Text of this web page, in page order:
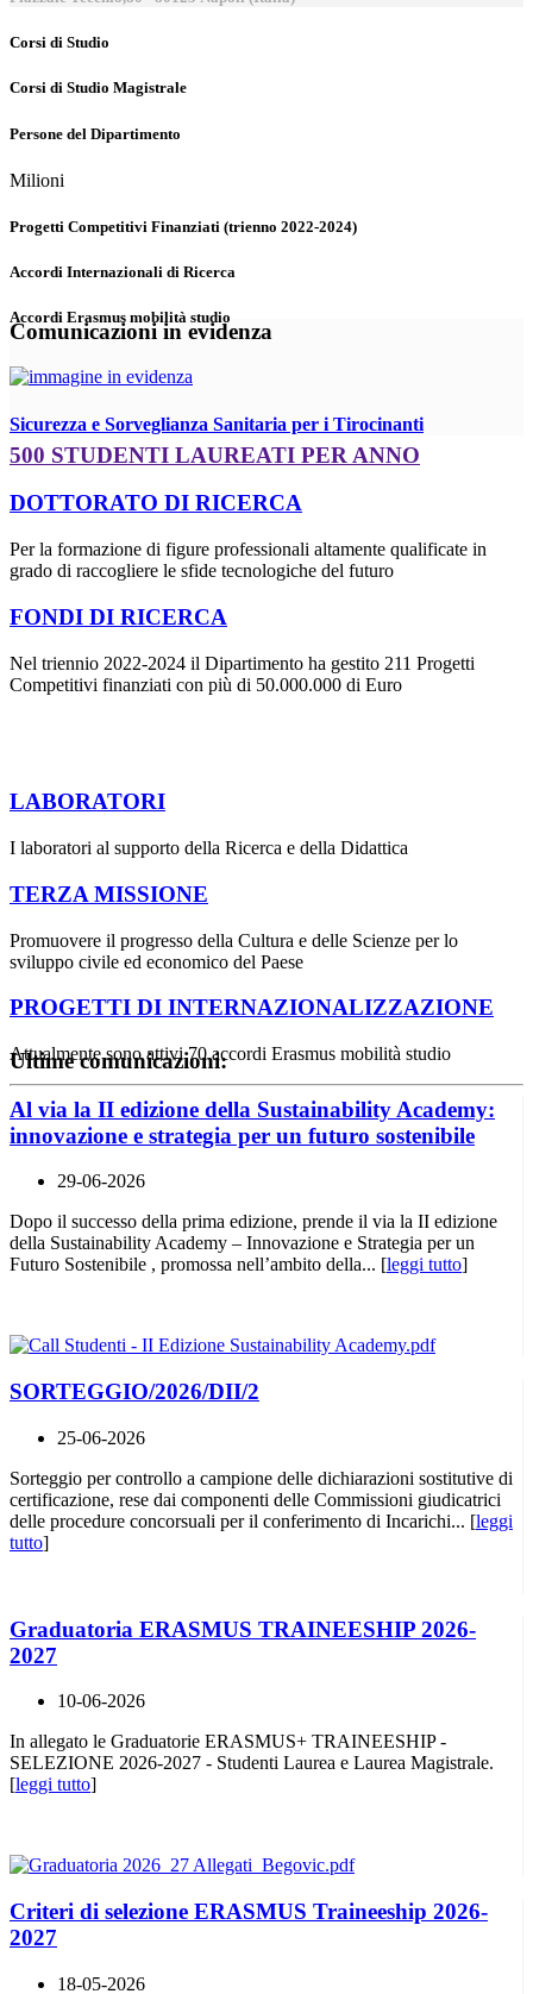
Corsi di Studio
Corsi di Studio Magistrale
Persone del Dipartimento
Milioni
Progetti Competitivi Finanziati (trienno 2022-2024)
Accordi Internazionali di Ricerca
Accordi Erasmus mobilità studio
Comunicazioni in evidenza
Sicurezza e Sorveglianza Sanitaria per i Tirocinanti
500 STUDENTI LAUREATI PER ANNO
DOTTORATO DI RICERCA
Per la formazione di figure professionali altamente qualificate in
grado di raccogliere le sfide tecnologiche del futuro
FONDI DI RICERCA
Nel triennio 2022-2024 il Dipartimento ha gestito 211 Progetti
Competitivi finanziati con più di 50.000.000 di Euro
LABORATORI
I laboratori al supporto della Ricerca e della Didattica
TERZA MISSIONE
Promuovere il progresso della Cultura e delle Scienze per lo
sviluppo civile ed economico del Paese
PROGETTI DI INTERNAZIONALIZZAZIONE
Attualmente sono attivi 70 accordi Erasmus mobilità studio
Ultime comunicazioni:
Al via la II edizione della Sustainability Academy:
innovazione e strategia per un futuro sostenibile
29-06-2026
Dopo il successo della prima edizione, prende il via la II edizione
della Sustainability Academy – Innovazione e Strategia per un
Futuro Sostenibile , promossa nell’ambito della... [leggi tutto]
SORTEGGIO/2026/DII/2
25-06-2026
Sorteggio per controllo a campione delle dichiarazioni sostitutive di
certificazione, rese dai componenti delle Commissioni giudicatrici
delle procedure concorsuali per il conferimento di Incarichi... [leggi
tutto]
Graduatoria ERASMUS TRAINEESHIP 2026-
2027
10-06-2026
In allegato le Graduatorie ERASMUS+ TRAINEESHIP -
SELEZIONE 2026-2027 - Studenti Laurea e Laurea Magistrale.
[leggi tutto]
Criteri di selezione ERASMUS Traineeship 2026-
2027
18-05-2026